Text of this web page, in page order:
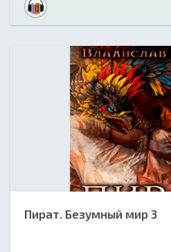
Пират. Безумный мир 3